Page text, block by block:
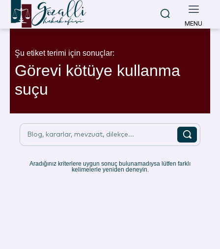
MENU
Şu etiket terimi için sonuçlar:
Görevi kötüye kullanma
suçu
Blog, kararlar, mevzuat, dilekçe...
Aradığınız kriterlere uygun sonuç bulunamadıysa lütfen farklı
kelimelerle yeniden deneyin.